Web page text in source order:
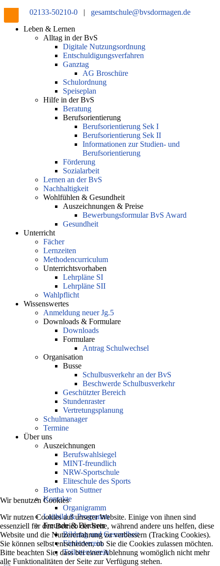
02133-50210-0 | gesamtschule@bvsdormagen.de
Leben & Lernen
Alltag in der BvS
Digitale Nutzungsordnung
Entschuldigungsverfahren
Ganztag
AG Broschüre
Schulordnung
Speiseplan
Hilfe in der BvS
Beratung
Berufsorientierung
Berufsorientierung Sek I
Berufsorientierung Sek II
Informationen zur Studien- und
Berufsorientierung
Förderung
Sozialarbeit
Lernen an der BvS
Nachhaltigkeit
Wohlfühlen & Gesundheit
Auszeichnungen & Preise
Bewerbungsformular BvS Award
Gesundheit
Unterricht
Fächer
Lernzeiten
Methodencurriculum
Unterrichtsvorhaben
Lehrpläne SI
Lehrpläne SII
Wahlpflicht
Wissenswertes
Anmeldung neuer Jg.5
Downloads & Formulare
Downloads
Formulare
Antrag Schulwechsel
Organisation
Busse
Schulbusverkehr an der BvS
Beschwerde Schulbusverkehr
Geschützter Bereich
Stundenraster
Vertretungsplanung
Schulmanager
Termine
Über uns
Auszeichnungen
Berufswahlsiegel
MINT-freundlich
NRW-Sportschule
Eliteschule des Sports
Bertha von Suttner
Kontakte
Organigramm
Leitbild & Programm
Freunde & Förderer
Bildung und Gesundheit
Förderverein
Toilettenverein
Wir benutzen Cookies
Wir nutzen Cookies auf unserer Website. Einige von ihnen sind
essenziell für den Betrieb der Seite, während andere uns helfen, diese
Website und die Nutzererfahrung zu verbessern (Tracking Cookies).
Sie können selbst entscheiden, ob Sie die Cookies zulassen möchten.
Bitte beachten Sie, dass bei einer Ablehnung womöglich nicht mehr
alle Funktionalitäten der Seite zur Verfügung stehen.